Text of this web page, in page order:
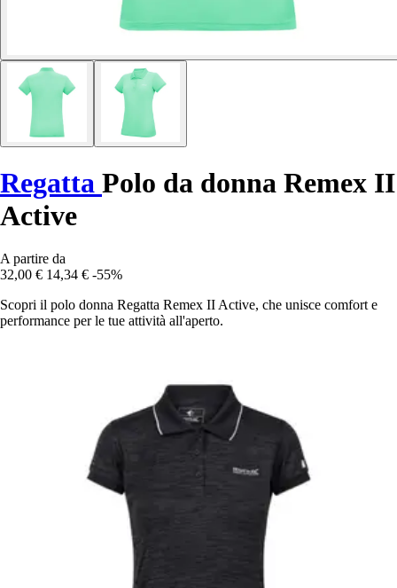
Regatta Polo da donna Remex II
Active
A partire da
32,00 € 14,34 € -55%
Scopri il polo donna Regatta Remex II Active, che unisce comfort e
performance per le tue attività all'aperto.